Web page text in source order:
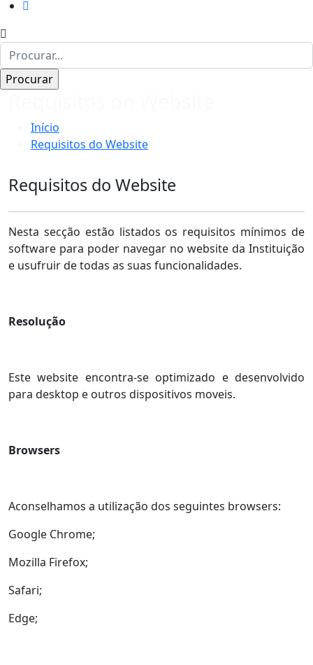
Início
Requisitos do Website
Requisitos do Website
Nesta secção estão listados os requisitos mínimos de
software para poder navegar no website da Instituição
e usufruir de todas as suas funcionalidades.
Resolução
Este website encontra-se optimizado e desenvolvido
para desktop e outros dispositivos moveis.
Browsers
Aconselhamos a utilização dos seguintes browsers:
Google Chrome;
Mozilla Firefox;
Safari;
Edge;